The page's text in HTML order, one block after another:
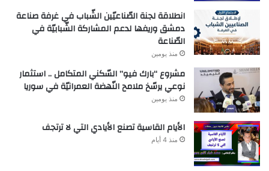
انطلاقة لجنة الصّناعيّين الشّباب في غرفة صناعة
دمشق وريفها لدعم المشاركة الشّبابيّة في
الصّناعة
منذ يومين
مشروع “بارك فيو” السّكني المتكامل .. استثمار
نوعي يرسّخ ملامح النّهضة العمرانيّة في سوريا
منذ يومين
الأيام القاسية تصنع الأيادي التي لا ترتجف
منذ 4 أيام